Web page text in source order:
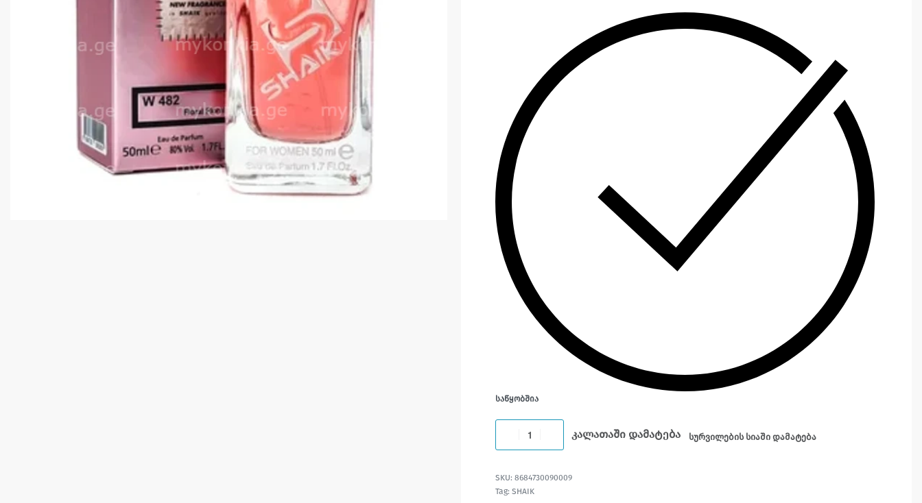
ᲡᲐᲬᲧᲝᲑᲨᲘᲐ
კალათაში დამატება სურვილების სიაში დამატება
8684730090009
Tag: SHAIK